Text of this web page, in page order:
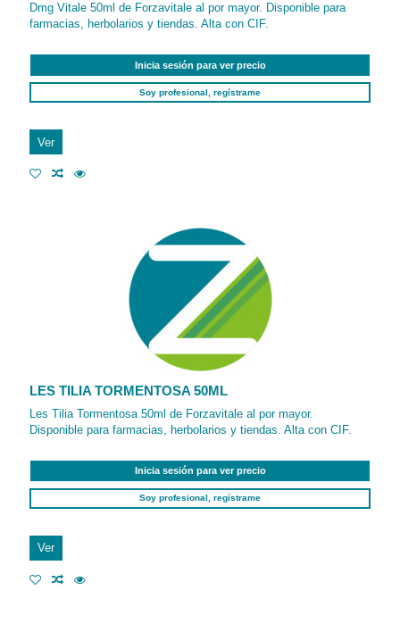
Dmg Vitale 50ml de Forzavitale al por mayor. Disponible para
farmacias, herbolarios y tiendas. Alta con CIF.
Inicia sesión para ver precio
Soy profesional, regístrame
Ver
LES TILIA TORMENTOSA 50ML
Les Tilia Tormentosa 50ml de Forzavitale al por mayor.
Disponible para farmacias, herbolarios y tiendas. Alta con CIF.
Inicia sesión para ver precio
Soy profesional, regístrame
Ver